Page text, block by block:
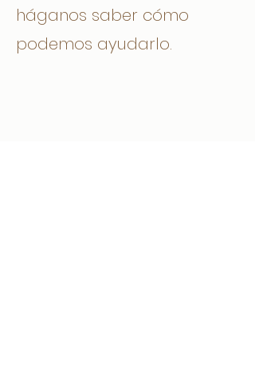
háganos saber cómo
podemos ayudarlo.